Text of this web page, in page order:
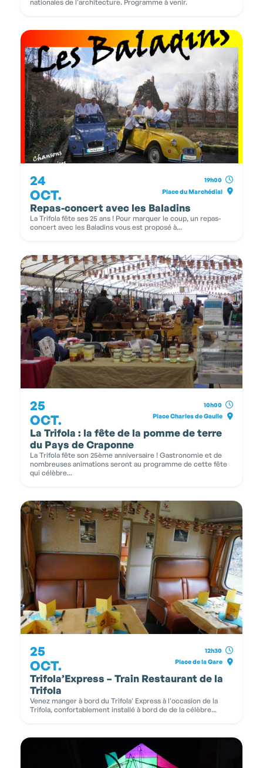
nationales de l'architecture. Programme à venir.
24
OCT.
19h00
Place du Marchédial
Repas-concert avec les Baladins
La Trifola fête ses 25 ans ! Pour marquer le coup, un repas-
concert avec les Baladins vous est proposé à...
25
OCT.
10h00
Place Charles de Gaulle
La Trifola : la fête de la pomme de terre
du Pays de Craponne
La Trifola fête son 25ème anniversaire ! Gastronomie et de
nombreuses animations seront au programme de cette fête
qui célèbre...
25
OCT.
12h30
Place de la Gare
Trifola’Express – Train Restaurant de la
Trifola
Venez manger à bord du Trifola' Express à l'occasion de la
Trifola, confortablement installé à bord de de la célèbre...